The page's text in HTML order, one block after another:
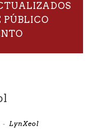
PÚBLICO
- LynXeol